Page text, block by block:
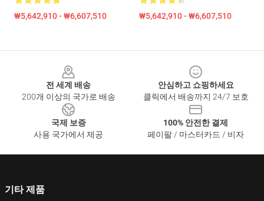
₩5,642,910 - ₩6,607,510 ₩5,642,910 - ₩6,607,510
전 세계 배송
200개 이상의 국가로 배송
안심하고 쇼핑하세요
클릭에서 배송까지 24/7 보호
국제 보증
사용 국가에서 제공
100% 안전한 결제
페이팔 / 마스터카드 / 비자
기타 제품